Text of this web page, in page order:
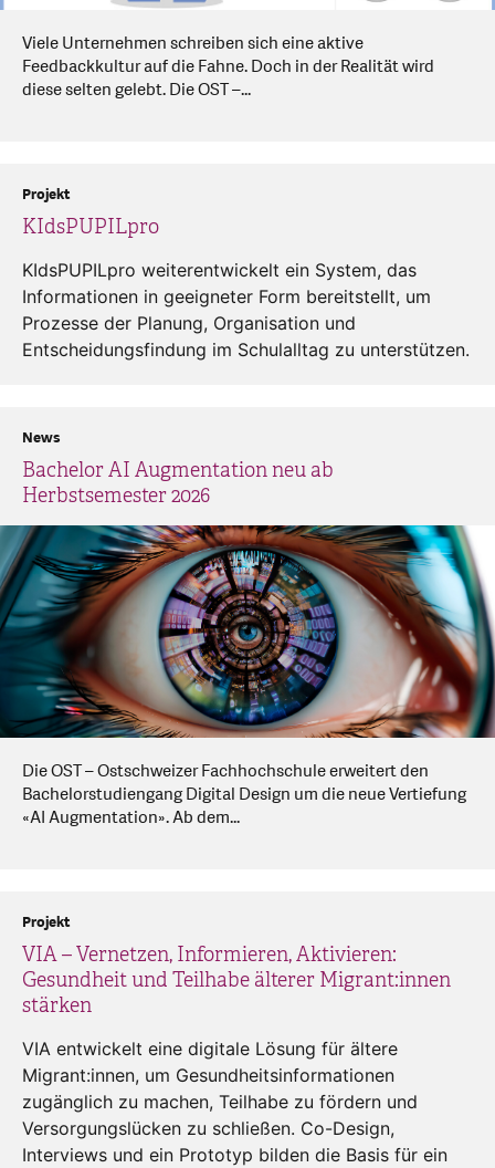
Viele Unternehmen schreiben sich eine aktive
Feedbackkultur auf die Fahne. Doch in der Realität wird
diese selten gelebt. Die OST –...
KIdsPUPILpro
Projekt
KIdsPUPILpro weiterentwickelt ein System, das
Informationen in geeigneter Form bereitstellt, um
Prozesse der Planung, Organisation und
Entscheidungsfindung im Schulalltag zu unterstützen.
Bachelor AI Augmentation neu ab
Herbstsemester 2026
News
Die OST – Ostschweizer Fachhochschule erweitert den
Bachelorstudiengang Digital Design um die neue Vertiefung
«AI Augmentation». Ab dem...
VIA – Vernetzen, Informieren, Aktivieren:
Gesundheit und Teilhabe älterer Migrant:innen
stärken
Projekt
VIA entwickelt eine digitale Lösung für ältere
Migrant:innen, um Gesundheitsinformationen
zugänglich zu machen, Teilhabe zu fördern und
Versorgungslücken zu schließen. Co-Design,
Interviews und ein Prototyp bilden die Basis für ein